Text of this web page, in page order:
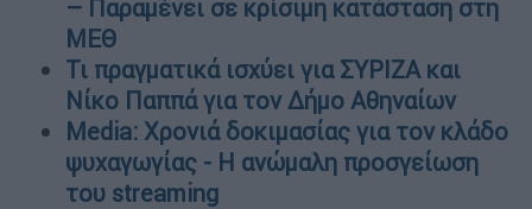
– Παραμένει σε κρίσιμη κατάσταση στη
ΜΕΘ
Τι πραγματικά ισχύει για ΣΥΡΙΖΑ και
Νίκο Παππά για τον Δήμο Αθηναίων
Media: Χρονιά δοκιμασίας για τον κλάδο
ψυχαγωγίας - Η ανώμαλη προσγείωση
του streaming